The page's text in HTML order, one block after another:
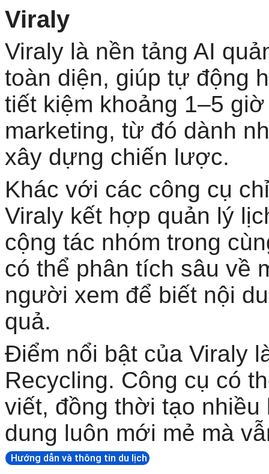
Viraly
Viraly là nền tảng AI
toàn diện, giúp tự động
tiết kiệm khoảng 1–5
marketing, từ đó dành
xây dựng chiến lược.
Khác với các công cụ
Viraly kết hợp quản lý
cộng tác nhóm trong
có thể phân tích sâu về
người xem để biết nội
quả.
Điểm nổi bật của Viraly
Recycling. Công cụ có
viết, đồng thời tạo
dung luôn mới mẻ mà
Hướng dẫn và thông tin du lịch